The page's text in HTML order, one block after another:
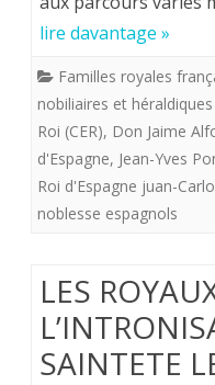
lire davantage »
Familles royales
nobiliaires et héraldiques
Roi (CER), Don Jaime
d'Espagne, Jean-Yves
Roi d'Espagne juan-
noblesse espagnols
LES
SAINTETE